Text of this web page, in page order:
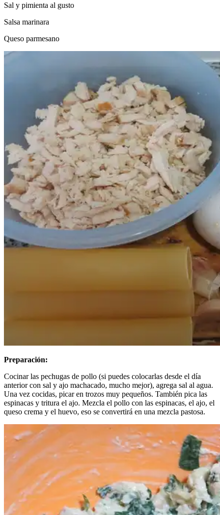
Sal y pimienta al gusto
Salsa marinara
Queso parmesano
Preparación:
Cocinar las pechugas de pollo (si puedes colocarlas desde el día
anterior con sal y ajo machacado, mucho mejor), agrega sal al agua.
Una vez cocidas, picar en trozos muy pequeños. También pica las
espinacas y tritura el ajo. Mezcla el pollo con las espinacas, el ajo, el
queso crema y el huevo, eso se convertirá en una mezcla pastosa.